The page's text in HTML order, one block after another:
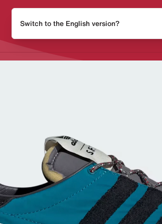
Release Kalender
Switch to the English version?